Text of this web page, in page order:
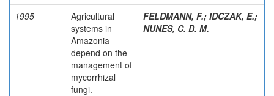
1995
Agricultural
systems in
Amazonia
depend on the
management of
mycorrhizal
fungi.
FELDMANN, F.; IDCZAK, E.;
NUNES, C. D. M.